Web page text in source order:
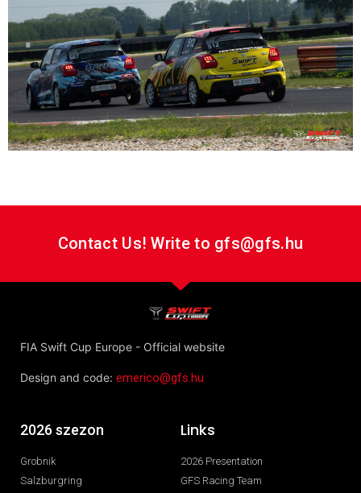
Contact Us! Write to gfs@gfs.hu
FIA Swift Cup Europe - Official website
Design and code: emerico@gfs.hu
2026 szezon
Grobnik
Salzburgring
Links
2026 Presentation
GFS Racing Team